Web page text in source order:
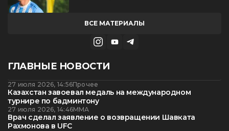
ВСЕ МАТЕРИАЛЫ
ГЛАВНЫЕ НОВОСТИ
27 июля 2026, 14:56Прочее
Казахстан завоевал медаль на международном
турнире по бадминтону
27 июля 2026, 14:46ММА
Врач сделал заявление о возвращении Шавката
Рахмонова в UFC